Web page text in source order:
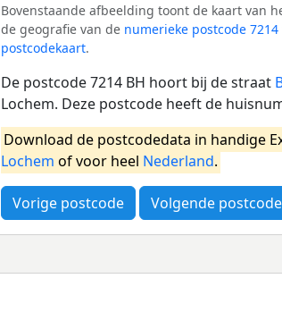
Bovenstaande afbeelding toont de kaart van
de geografie van de numerieke postcode 7214
postcodekaart.
De postcode 7214 BH hoort bij de straat
Lochem. Deze postcode heeft de
Download de postcodedata in handige
Lochem of voor heel Nederland.
Vorige postcode Volgende postcode